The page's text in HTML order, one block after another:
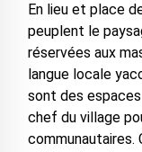
En lieu et place
peuplent le
réservées aux
langue locale
sont des
chef du village
communautaires.